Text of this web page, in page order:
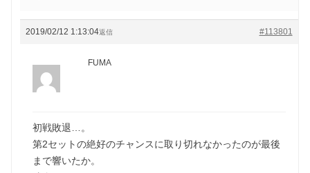
2019/02/12 1:13:04 #113801
返信
FUMA
初戦敗退…。
第2セットの絶好のチャンスに取り切れなかったのが最後
まで響いたか。